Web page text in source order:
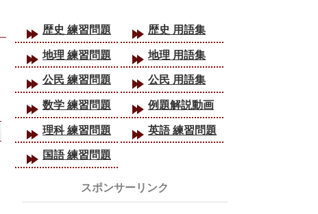
歴史 練習問題 歴史 用語集
地理 練習問題 地理 用語集
公民 練習問題 公民 用語集
数学 練習問題 例題解説動画
理科 練習問題 英語 練習問題
国語 練習問題